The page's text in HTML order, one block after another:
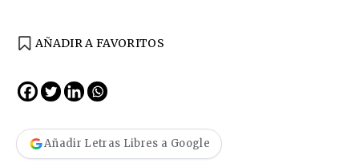
AÑADIR A FAVORITOS
Añadir Letras Libres a Google